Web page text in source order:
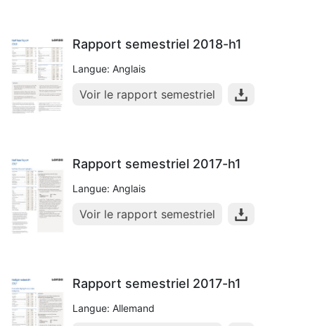
Rapport semestriel 2018-h1
Langue: Anglais
Voir le rapport semestriel
Rapport semestriel 2017-h1
Langue: Anglais
Voir le rapport semestriel
Rapport semestriel 2017-h1
Langue: Allemand